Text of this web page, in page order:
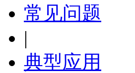
常见问题
|
典型应用